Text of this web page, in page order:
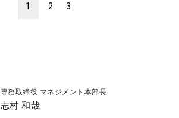
1 2 3
専務取締役 マネジメント本部長
志村 和哉